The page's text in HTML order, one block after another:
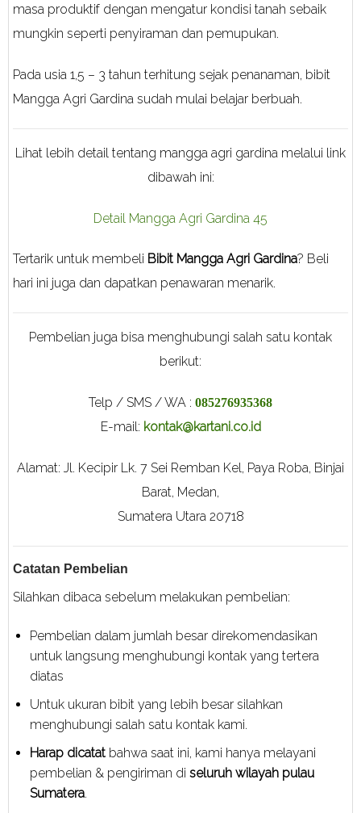
masa produktif dengan mengatur kondisi tanah sebaik
mungkin seperti penyiraman dan pemupukan.
Pada usia 1,5 – 3 tahun terhitung sejak penanaman, bibit
Mangga Agri Gardina sudah mulai belajar berbuah.
Lihat lebih detail tentang mangga agri gardina melalui link
dibawah ini:
Detail Mangga Agri Gardina 45
Tertarik untuk membeli Bibit Mangga Agri Gardina? Beli
hari ini juga dan dapatkan penawaran menarik.
Pembelian juga bisa menghubungi salah satu kontak
berikut:
Telp / SMS / WA : 085276935368
E-mail: kontak@kartani.co.id
Alamat: Jl. Kecipir Lk. 7 Sei Remban Kel, Paya Roba, Binjai
Barat, Medan,
Sumatera Utara 20718
Catatan Pembelian
Silahkan dibaca sebelum melakukan pembelian:
Pembelian dalam jumlah besar direkomendasikan
untuk langsung menghubungi kontak yang tertera
diatas
Untuk ukuran bibit yang lebih besar silahkan
menghubungi salah satu kontak kami.
Harap dicatatbahwa saat ini, kami hanya melayani
pembelian & pengiriman di seluruh wilayah pulau
Sumatera.